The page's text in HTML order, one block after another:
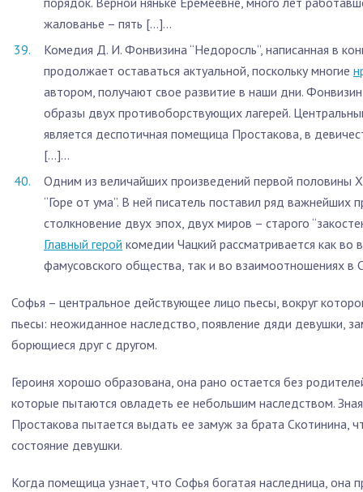
жалованье – пять […]...
Комедия Д. И. Фонвизина “Недоросль”, написанная в
продолжает оставаться актуальной, поскольку многие
автором, получают свое развитие в наши дни.
образы двух противоборствующих лагерей.
является деспотичная помещица Простакова, в
[…]...
Одним из величайших произведений первой половины
“Горе от ума”. В ней писатель поставил ряд важнейших
столкновение двух эпох, двух миров – старого
Главный герой комедии Чацкий рассматривается как
фамусовского общества, так и во взаимоотношениях в
Софья – центральное действующее лицо пьесы, вокруг
пьесы: неожиданное наследство, появление дяди девушки,
борющиеся друг с другом.
Героиня хорошо образована, она рано остается без
которые пытаются овладеть ее небольшим наследством.
Простакова пытается выдать ее замуж за брата Скотинина,
состояние девушки.
Когда помещица узнает, что Софья богатая наследница, она